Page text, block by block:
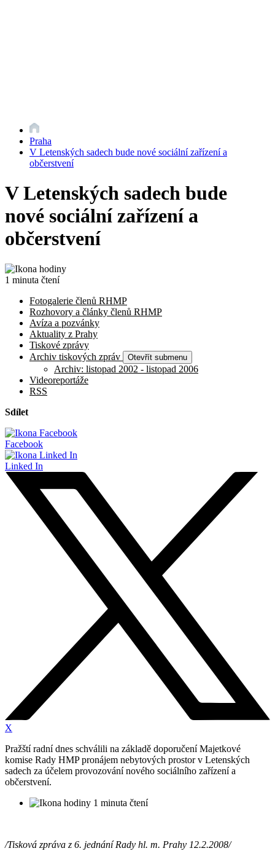
Praha
V Letenských sadech bude nové sociální zařízení a
občerstvení
V Letenských sadech bude
nové sociální zařízení a
občerstvení
1 minuta čtení
Fotogalerie členů RHMP
Rozhovory a články členů RHMP
Avíza a pozvánky
Aktuality z Prahy
Tiskové zprávy
Archiv tiskových zpráv
Otevřít submenu
Archiv: listopad 2002 - listopad 2006
Videoreportáže
RSS
Sdílet
Facebook
Linked In
X
Pražští radní dnes schválili na základě doporučení Majetkové
komise Rady HMP pronájem nebytových prostor v Letenských
sadech za účelem provozování nového sociálního zařízení a
občerstvení.
1 minuta čtení
/Tisková zpráva z 6. jednání Rady hl. m. Prahy 12.2.2008/